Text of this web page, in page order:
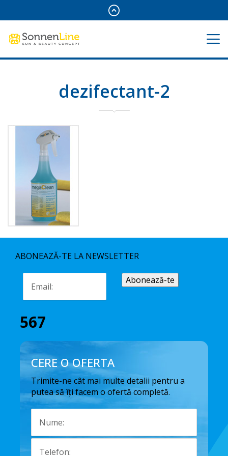
dezifectant-2
ABONEAZĂ-TE LA NEWSLETTER
567
CERE O OFERTA
Trimite-ne cât mai multe detalii pentru a
putea să îți facem o ofertă completă.